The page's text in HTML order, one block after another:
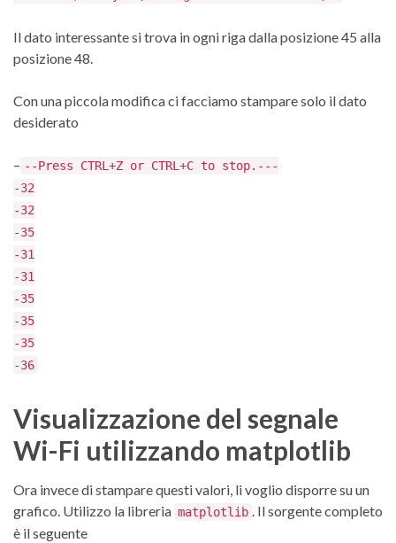
Il dato interessante si trova in ogni riga dalla posizione 45 alla
posizione 48.
Con una piccola modifica ci facciamo stampare solo il dato
desiderato
– --Press CTRL+Z or CTRL+C to stop.---
-32
-32
-35
-31
-31
-35
-35
-35
-36
Visualizzazione del segnale
Wi-Fi utilizzando matplotlib
Ora invece di stampare questi valori, li voglio disporre su un
grafico. Utilizzo la libreria matplotlib . Il sorgente completo
è il seguente